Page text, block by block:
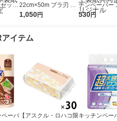
ット
ッテ
クレ
22cm×50m プラ刃 電
子レンジ・冷凍可 3本
1,050円
チンペーパー
（120カット
530円
イテム
ペーパ 【アスクル・ロハコ限キッチンペー